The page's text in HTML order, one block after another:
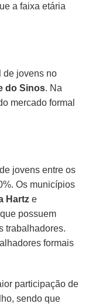
a faixa etária
de jovens no
do Sinos. Na
mercado formal
jovens entre os
Os municípios
Hartz e
possuem
trabalhadores.
formais
participação de
sendo que